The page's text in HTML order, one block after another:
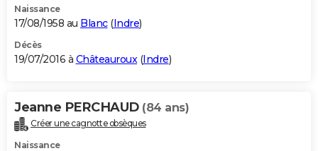
Naissance
17/08/1958 au Blanc(Indre)
Décès
19/07/2016 à Châteauroux(Indre)
Jeanne PERCHAUD (84 ans)
Créer une cagnotte obsèques
Naissance